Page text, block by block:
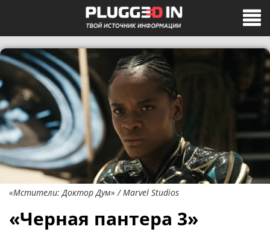
«Мстители: Доктор Дум» / Marvel Studios
«Черная пантера 3»